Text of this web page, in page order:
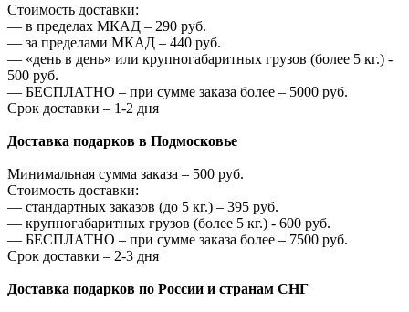
Стоимость доставки:
— в пределах МКАД – 290 руб.
— за пределами МКАД – 440 руб.
— «день в день» или крупногабаритных грузов (более 5 кг.) -
500 руб.
— БЕСПЛАТНО – при сумме заказа более – 5000 руб.
Срок доставки – 1-2 дня
Доставка подарков в Подмосковье
Минимальная сумма заказа – 500 руб.
Стоимость доставки:
— стандартных заказов (до 5 кг.) – 395 руб.
— крупногабаритных грузов (более 5 кг.) - 600 руб.
— БЕСПЛАТНО – при сумме заказа более – 7500 руб.
Срок доставки – 2-3 дня
Доставка подарков по России и странам СНГ